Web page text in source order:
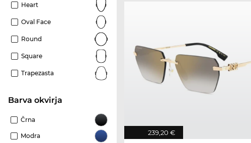
Heart
Oval Face
Round
Square
Trapezasta
Barva okvirja
Črna
Modra 239,20 €